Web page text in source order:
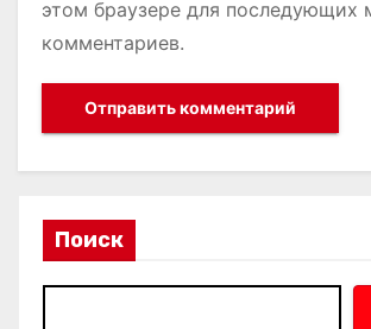
этом браузере для последующих
комментариев.
Поиск